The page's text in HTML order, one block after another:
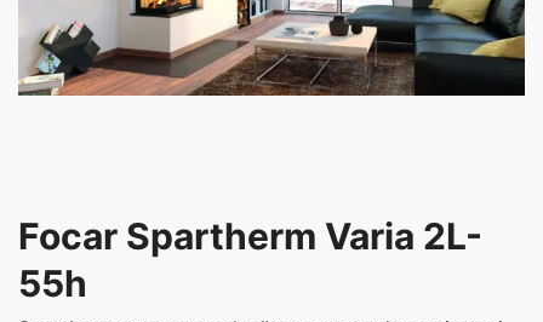
Focar Spartherm Varia 2L-
55h